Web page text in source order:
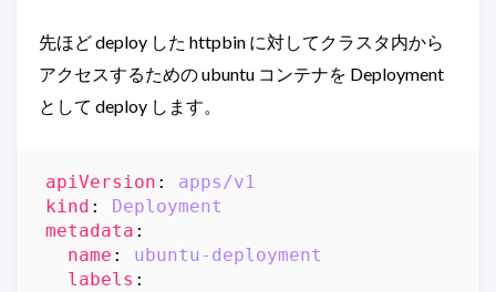
先ほど deploy した httpbin に対してクラスタ内から
アクセスするための ubuntu コンテナを Deployment
として deploy します。
apiVersion :
apps/v1
kind :
Deployment
metadata :
name :
ubuntu-deployment
labels :